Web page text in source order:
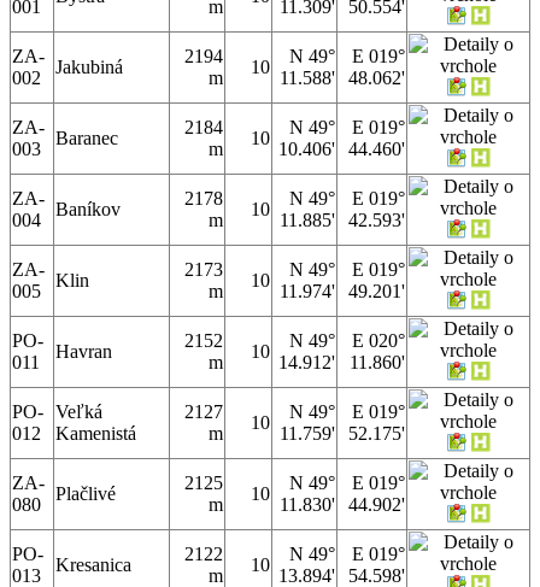
001
m
11.309'
50.554'
ZA-
002
Jakubiná
2194
m
10
N 49°
11.588'
E 019°
48.062'
ZA-
003
Baranec
2184
m
10
N 49°
10.406'
E 019°
44.460'
ZA-
004
Baníkov
2178
m
10
N 49°
11.885'
E 019°
42.593'
ZA-
005
Klin
2173
m
10
N 49°
11.974'
E 019°
49.201'
PO-
011
Havran
2152
m
10
N 49°
14.912'
E 020°
11.860'
PO-
012
Veľká
Kamenistá
2127
m
10
N 49°
11.759'
E 019°
52.175'
ZA-
080
Plačlivé
2125
m
10
N 49°
11.830'
E 019°
44.902'
PO-
013
Kresanica
2122
m
10
N 49°
13.894'
E 019°
54.598'